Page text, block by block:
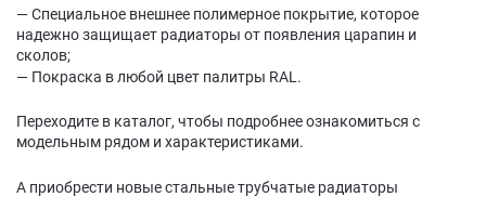
— Специальное внешнее полимерное покрытие, которое
надежно защищает радиаторы от появления царапин и
сколов;
— Покраска в любой цвет палитры RAL.
Переходите в каталог, чтобы подробнее ознакомиться с
модельным рядом и характеристиками.
А приобрести новые стальные трубчатые радиаторы